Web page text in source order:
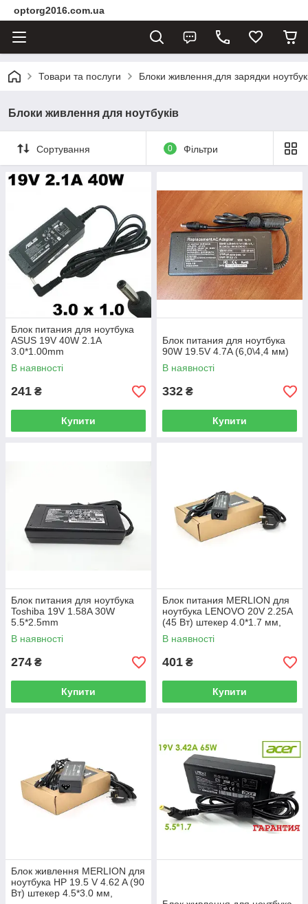
optorg2016.com.ua
Товари та послуги Блоки живлення,для зарядки
Блоки живлення для ноутбуків
Сортування 0 Фільтри
Блок питания для ноутбука
ASUS 19V 40W 2.1A
3.0*1.00mm
В наявності
241 ₴
Купити
Блок питания для ноутбука
90W 19.5V 4.7A (6,0\4,4 мм)
В наявності
332 ₴
Купити
Блок питания для ноутбука
Toshiba 19V 1.58A 30W
5.5*2.5mm
В наявності
274 ₴
Купити
Блок питания MERLION для
ноутбукa LENOVO 20V 2.25A
(45 Вт) штекер 4.0*1.7 мм,
длина 0,9м + кабель питания
В наявності
401 ₴
Купити
Блок живлення MERLION для
ноутбука HP 19.5 V 4.62 A (90
Вт) штекер 4.5*3.0 мм,